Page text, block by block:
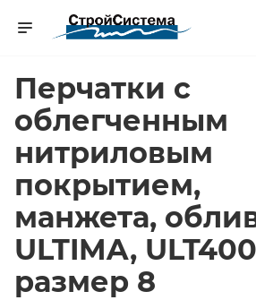
Перчатки с
облегченным
нитриловым
покрытием,
манжета,
ULTIMA,
размер 8